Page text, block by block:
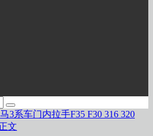
3系车门内拉手F35 F30 316 320
文